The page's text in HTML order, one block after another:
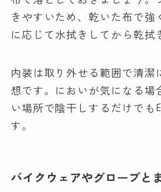
きやすいため、乾いた布で強
に応じて水拭きしてから乾拭
内装は取り外せる範囲で清潔
想です。においが気になる場
い場所で陰干しするだけでも
す。
バイクウェアやグローブと